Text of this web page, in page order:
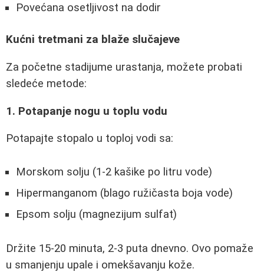
Povećana osetljivost na dodir
Kućni tretmani za blaže slučajeve
Za početne stadijume urastanja, možete probati
sledeće metode:
1. Potapanje nogu u toplu vodu
Potapajte stopalo u toploj vodi sa:
Morskom solju (1-2 kašike po litru vode)
Hipermanganom (blago ružičasta boja vode)
Epsom solju (magnezijum sulfat)
Držite 15-20 minuta, 2-3 puta dnevno. Ovo pomaže
u smanjenju upale i omekšavanju kože.